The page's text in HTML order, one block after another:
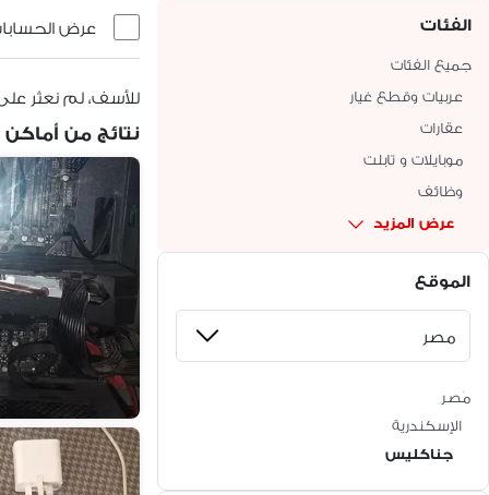
الفئات
جميع الفئات
عربيات وقطع غيار
عقارات
موبايلات و تابلت
وظائف
عرض المزيد
الموقع
مَصر
الإسكندرية
جناكليس
عرض
للأسف، لم نعثر
نتائج من